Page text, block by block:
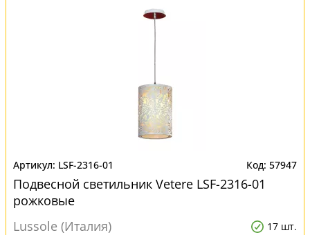
LSF-2316-01 57947
Подвесной светильник Vetere LSF-2316-01
рожковые
Lussole (Италия)
17 шт.